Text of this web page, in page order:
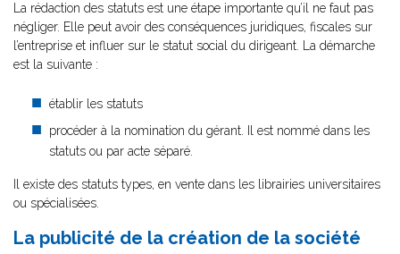
La rédaction des statuts est une étape importante qu’il ne faut pas
négliger. Elle peut avoir des conséquences juridiques, fiscales sur
l’entreprise et influer sur le statut social du dirigeant. La démarche
est la suivante :
établir les statuts
procéder à la nomination du gérant. Il est nommé dans les
statuts ou par acte séparé.
Il existe des statuts types, en vente dans les librairies universitaires
ou spécialisées.
La publicité de la création de la société